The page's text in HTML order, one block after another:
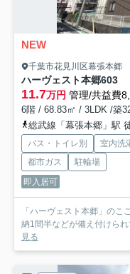
NEW
千葉市花見川区幕張本郷
ハーヴェスト本郷603
11.7万円 管理/共益費
6階 / 68.83㎡ / 3LDK /築
総武線「幕張本郷」駅
バス・トイレ別 室内洗
都市ガス
駐輪場
即入居可
「ハーヴェスト本郷」の
納1間半などが備え付けら
見る